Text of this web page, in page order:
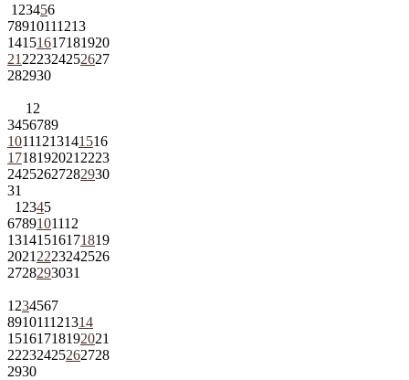
1 23456
78910111213
14151617181920
21 222324252627
282930
1 2
3456789
10111213141516
1718192021 2223
24252627282930
31
1 2345
6789101112
13141516171819
2021 2223242526
2728293031
1 234567
891011121314
15161718192021
22232425262728
2930